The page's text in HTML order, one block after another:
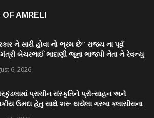
AMRELI
ને સારી હોવા નો ભ્રમ છે” રાજ્ય ના પૂર્વ
બેચરભાઈ ભાદાણી જૂના ભાજપી નેતા ને રેવન્યુ
6, 2026
પ્રાચીન સંસ્કૃતિને પ્રોત્સાહન અને
ઉમદા હેતુ સાથે શરૂ થયેલા ગરબા ક્લાસીસના